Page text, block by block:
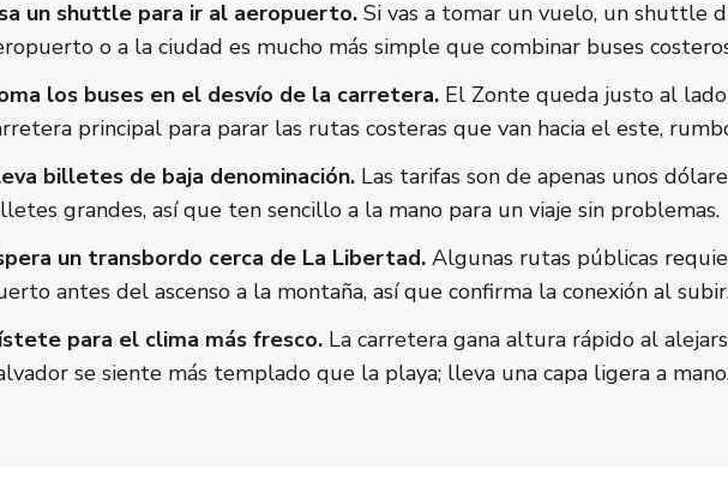
un shuttle para ir al aeropuerto. Si vas a tomar un vuelo, un shuttle
o a la ciudad es mucho más simple que combinar buses
los buses en el desvío de la carretera. El Zonte queda justo al
principal para parar las rutas costeras que van hacia el este,
billetes de baja denominación. Las tarifas son de apenas unos
grandes, así que ten sencillo a la mano para un viaje sin problemas.
un transbordo cerca de La Libertad. Algunas rutas públicas
antes del ascenso a la montaña, así que confirma la conexión al
para el clima más fresco. La carretera gana altura rápido al
se siente más templado que la playa; lleva una capa ligera a